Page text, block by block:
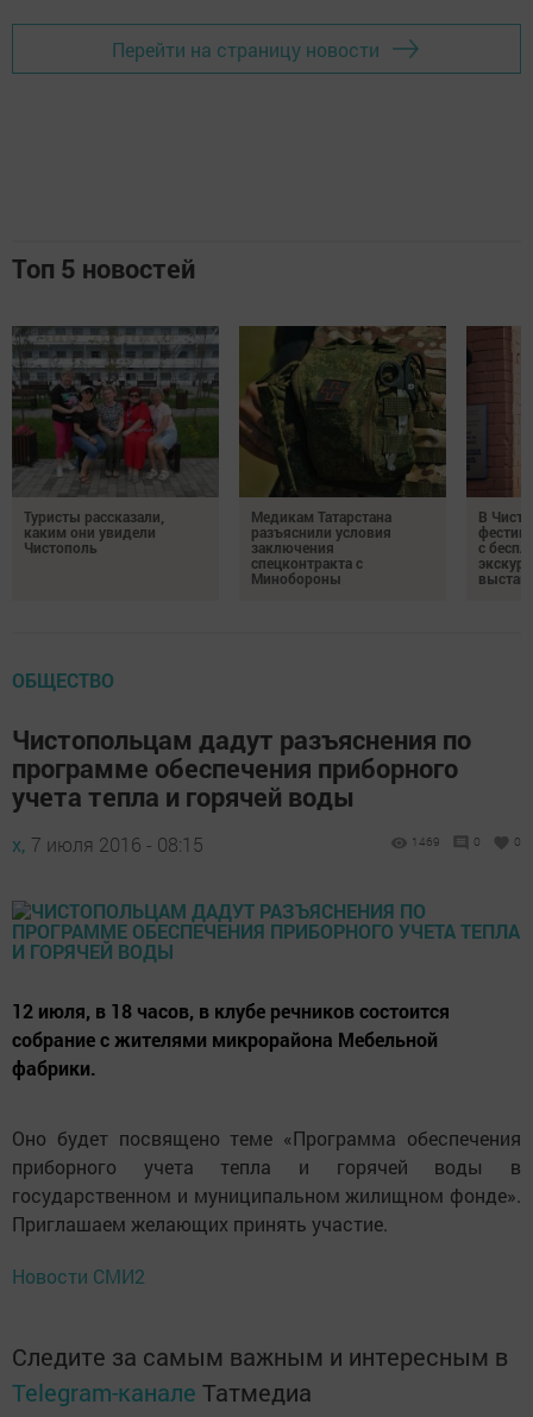
Перейти на страницу новости
Топ 5 новостей
Туристы рассказали,
каким они увидели
Чистополь
Медикам Татарстана
разъяснили условия
заключения
спецконтракта с
Минобороны
В
с
ОБЩЕСТВО
Чистопольцам дадут разъяснения по
программе обеспечения приборного
учета тепла и горячей воды
х, 7 июля 2016 - 08:15 1469 0 0
12 июля, в 18 часов, в клубе речников состоится
собрание с жителями микрорайона Мебельной
фабрики.
Оно будет посвящено теме «Программа обеспечения
приборного учета тепла и горячей воды в
государственном и муниципальном жилищном фонде».
Приглашаем желающих принять участие.
Новости СМИ2
Следите за самым важным и интересным в
Telegram-канале Татмедиа